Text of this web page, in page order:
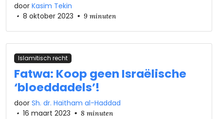
door Kasim Tekin
• 8 oktober 2023 • 9 minuten
Islamitisch recht
Fatwa: Koop geen Israëlische
‘bloeddadels’!
door Sh. dr. Haitham al-Haddad
• 16 maart 2023 • 8 minuten